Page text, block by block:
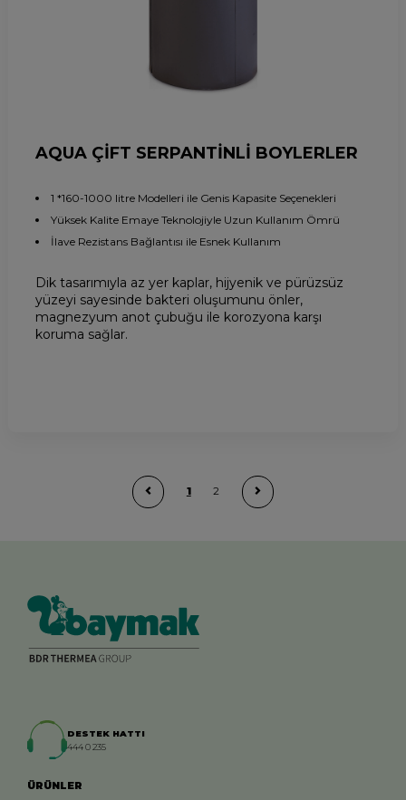
AQUA ÇİFT SERPANTİNLİ BOYLERLER
1 *160-1000 litre Modelleri ile Genis Kapasite Seçenekleri
Yüksek Kalite Emaye Teknolojiyle Uzun Kullanım Ömrü
İlave Rezistans Bağlantısı ile Esnek Kullanım
Dik tasarımıyla az yer kaplar, hijyenik ve pürüzsüz
yüzeyi sayesinde bakteri oluşumunu önler,
magnezyum anot çubuğu ile korozyona karşı
koruma sağlar.
1 2
DESTEK HATTI
444 0 235
ÜRÜNLER